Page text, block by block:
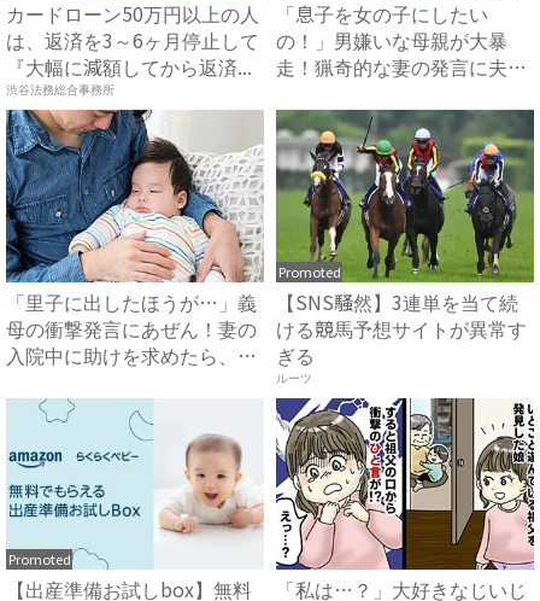
カードローン50万円以上の人
は、返済を3～6ヶ月停止して
『大幅に減額してから返済...
渋谷法務総合事務所
「息子を女の子にしたい
の！」男嫌いな母親が大暴
走！猟奇的な妻の発言に夫
「里子に出したほうが…」義
母の衝撃発言にあぜん！妻の
入院中に助けを求めたら、冷
Promoted
【SNS騒然】3連単を当て続
ける競馬予想サイトが異常す
ぎる
ルーツ
Promoted
【出産準備お試しbox】無料
「私は…？」大好きなじいじ